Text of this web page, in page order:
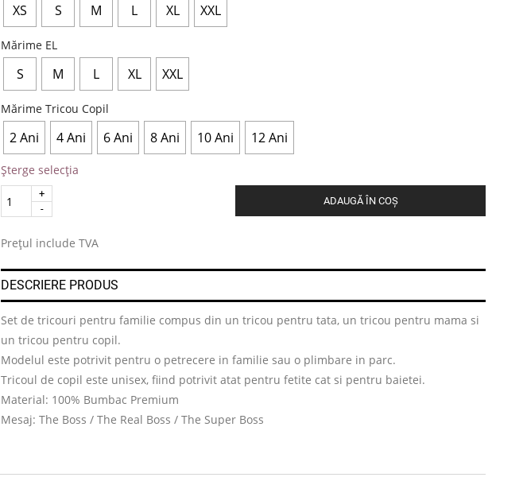
XS S M L XL XXL
Mărime EL
S M L XL XXL
Mărime Tricou Copil
2 Ani 4 Ani 6 Ani 8 Ani 10 Ani 12 Ani
Șterge selecția
Quantity
ADAUGĂ ÎN COȘ
Prețul include TVA
DESCRIERE PRODUS
Set de tricouri pentru familie compus din un tricou pentru tata, un tricou pentru mama si
un tricou pentru copil.
Modelul este potrivit pentru o petrecere in familie sau o plimbare in parc.
Tricoul de copil este unisex, fiind potrivit atat pentru fetite cat si pentru baietei.
Material: 100% Bumbac Premium
Mesaj: The Boss / The Real Boss / The Super Boss